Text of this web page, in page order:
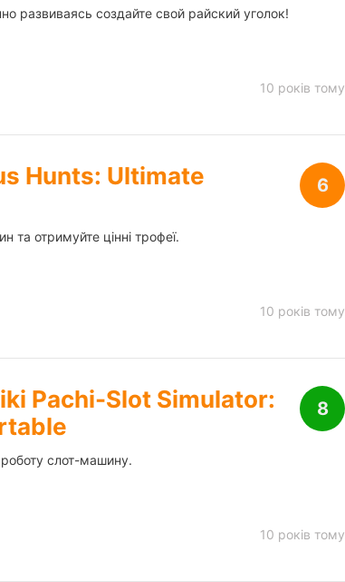
развиваясь создайте свой райский уголок!
10 років тому
6
Hunts: Ultimate
та отримуйте цінні трофеї.
10 років тому
8
Pachi-Slot Simulator:
роботу слот-машину.
10 років тому